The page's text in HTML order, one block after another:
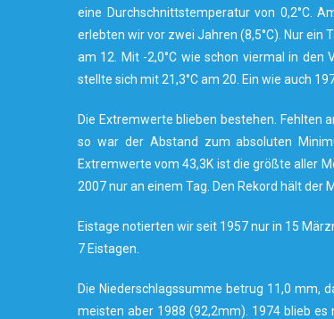
eine Durchschnittstemperatur von 0,2°C.
erlebten wir vor zwei Jahren (8,5°C). Nur
am 12. Mit -2,0°C wie schon viermal in den
stellte sich mit 21,3°C am 20. Ein wie auch
Die Extremwerte blieben bestehen. Fehlten
so war der Abstand zum absoluten
Extremwerte vom 43,3K ist die größte aller
2007 nur an einem Tag. Den Rekord hält der
Eistage notierten wir seit 1957 nur in 15
7 Eistagen.
Die Niederschlagssumme betrug 11,0 mm,
meisten aber 1988 (92,2mm). 1974 blieb